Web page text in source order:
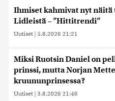
Ihmiset kahmivat nyt
Lidleistä – ”Hittitrendi”
Uutiset | 5.8.2026 21:21
Miksi Ruotsin Daniel on
prinssi, mutta Norjan
kruununprinsessa?
Uutiset | 3.8.2026 21:46